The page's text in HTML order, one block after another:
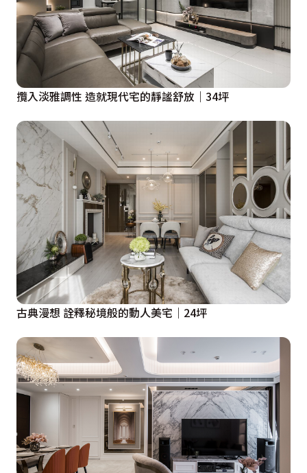
攬入淡雅調性 造就現代宅的靜謐舒放｜34坪
古典漫想 詮釋秘境般的動人美宅｜24坪